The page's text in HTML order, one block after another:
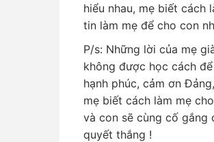
hiểu nhau, mẹ biết
tin làm mẹ để cho con
P/s: Những lời của mẹ
không được học cách
hạnh phúc, cảm ơn
mẹ biết cách làm mẹ
và con sẽ cùng cố gắng
quyết thắng !